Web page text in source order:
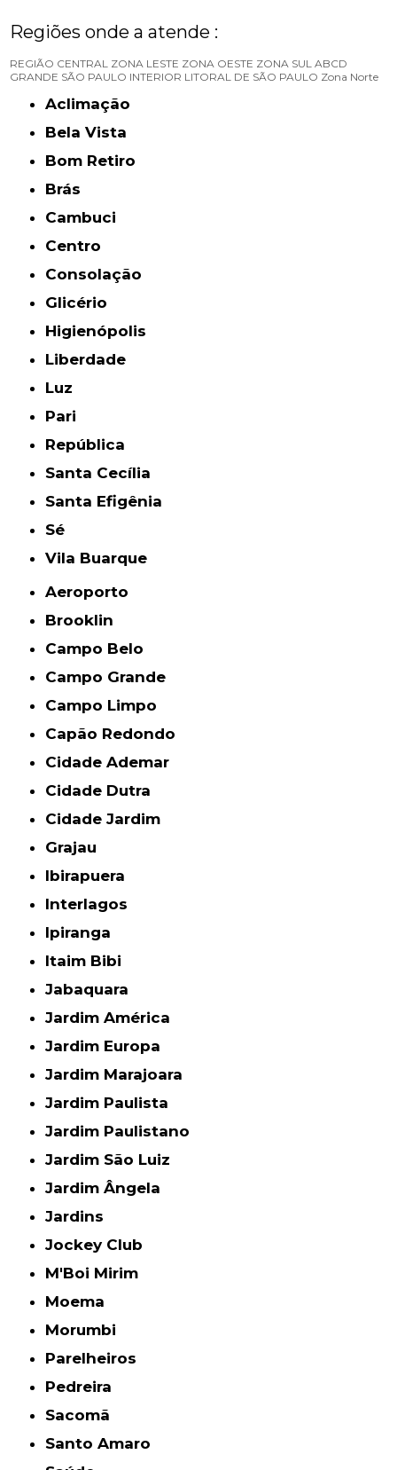
Regiões onde a atende :
REGIÃO CENTRAL ZONA LESTE ZONA OESTE ZONA SUL ABCD
GRANDE SÃO PAULO INTERIOR LITORAL DE SÃO PAULO Zona Norte
Aclimação
Bela Vista
Bom Retiro
Brás
Cambuci
Centro
Consolação
Glicério
Higienópolis
Liberdade
Luz
Pari
República
Santa Cecília
Santa Efigênia
Sé
Vila Buarque
Aeroporto
Brooklin
Campo Belo
Campo Grande
Campo Limpo
Capão Redondo
Cidade Ademar
Cidade Dutra
Cidade Jardim
Grajau
Ibirapuera
Interlagos
Ipiranga
Itaim Bibi
Jabaquara
Jardim América
Jardim Europa
Jardim Marajoara
Jardim Paulista
Jardim Paulistano
Jardim São Luiz
Jardim Ângela
Jardins
Jockey Club
M'Boi Mirim
Moema
Morumbi
Parelheiros
Pedreira
Sacomã
Santo Amaro